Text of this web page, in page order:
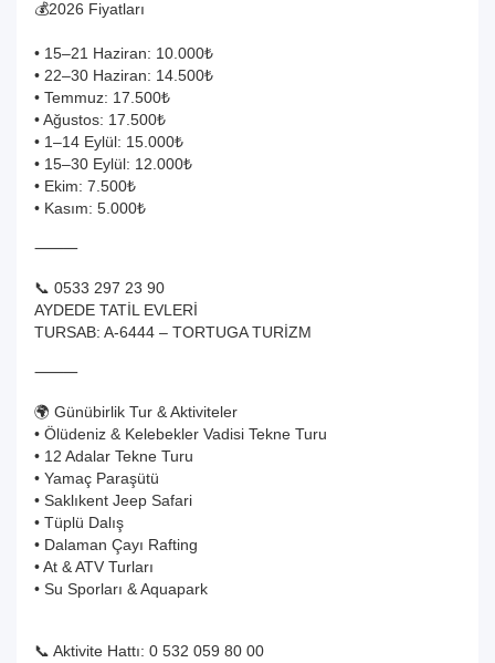
💰2026 Fiyatları
• 15–21 Haziran: 10.000₺
• 22–30 Haziran: 14.500₺
• Temmuz: 17.500₺
• Ağustos: 17.500₺
• 1–14 Eylül: 15.000₺
• 15–30 Eylül: 12.000₺
• Ekim: 7.500₺
• Kasım: 5.000₺
⸻
📞 0533 297 23 90
AYDEDE TATİL EVLERİ
TURSAB: A-6444 – TORTUGA TURİZM
⸻
🌍 Günübirlik Tur & Aktiviteler
• Ölüdeniz & Kelebekler Vadisi Tekne Turu
• 12 Adalar Tekne Turu
• Yamaç Paraşütü
• Saklıkent Jeep Safari
• Tüplü Dalış
• Dalaman Çayı Rafting
• At & ATV Turları
• Su Sporları & Aquapark
📞 Aktivite Hattı: 0 532 059 80 00